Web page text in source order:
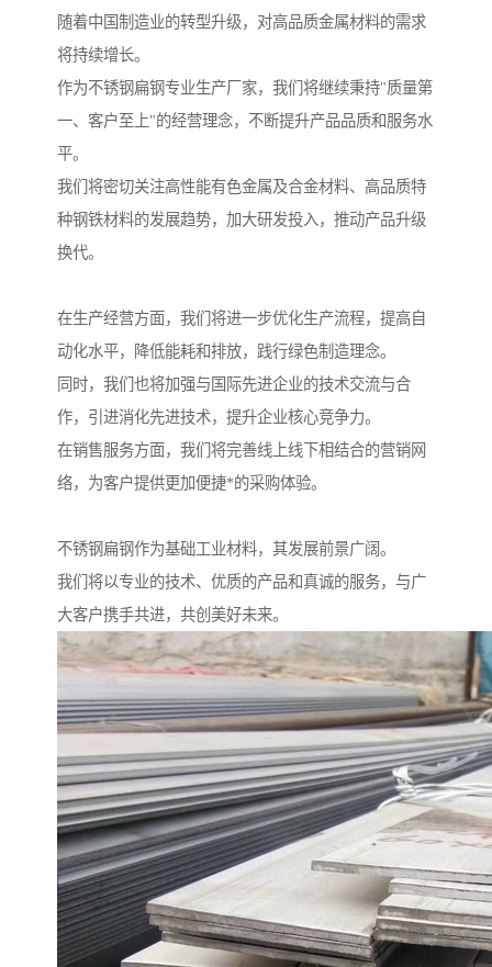
随着中国制造业的转型升级，对高品质金属材料的需求
将持续增长。
作为不锈钢扁钢专业生产厂家，我们将继续秉持"质量第
一、客户至上"的经营理念，不断提升产品品质和服务水
平。
我们将密切关注高性能有色金属及合金材料、高品质特
种钢铁材料的发展趋势，加大研发投入，推动产品升级
换代。
在生产经营方面，我们将进一步优化生产流程，提高自
动化水平，降低能耗和排放，践行绿色制造理念。
同时，我们也将加强与国际先进企业的技术交流与合
作，引进消化先进技术，提升企业核心竞争力。
在销售服务方面，我们将完善线上线下相结合的营销网
络，为客户提供更加便捷*的采购体验。
不锈钢扁钢作为基础工业材料，其发展前景广阔。
我们将以专业的技术、优质的产品和真诚的服务，与广
大客户携手共进，共创美好未来。